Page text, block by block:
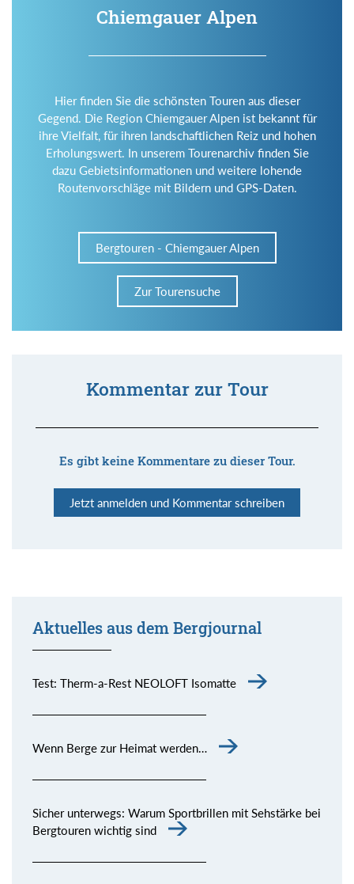
Chiemgauer Alpen
Hier finden Sie die schönsten Touren aus dieser
Gegend. Die Region Chiemgauer Alpen ist bekannt für
ihre Vielfalt, für ihren landschaftlichen Reiz und hohen
Erholungswert. In unserem Tourenarchiv finden Sie
dazu Gebietsinformationen und weitere lohende
Routenvorschläge mit Bildern und GPS-Daten.
Bergtouren - Chiemgauer Alpen
Zur Tourensuche
Kommentar zur Tour
Es gibt keine Kommentare zu dieser Tour.
Jetzt anmelden und Kommentar schreiben
Aktuelles aus dem Bergjournal
Test: Therm-a-Rest NEOLOFT Isomatte
Wenn Berge zur Heimat werden…
Sicher unterwegs: Warum Sportbrillen mit Sehstärke bei
Bergtouren wichtig sind